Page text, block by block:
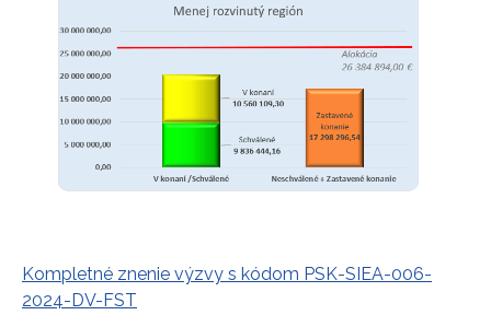
Kompletné znenie výzvy s kódom PSK-SIEA-006-
2024-DV-FST